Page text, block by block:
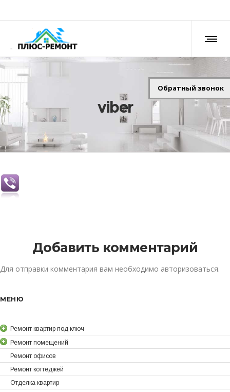
viber
Добавить комментарий
Для отправки комментария вам необходимо авторизоваться.
МЕНЮ
Ремонт квартир под ключ
Ремонт помещений
Ремонт офисов
Ремонт коттеджей
Отделка квартир
Обратный звонок